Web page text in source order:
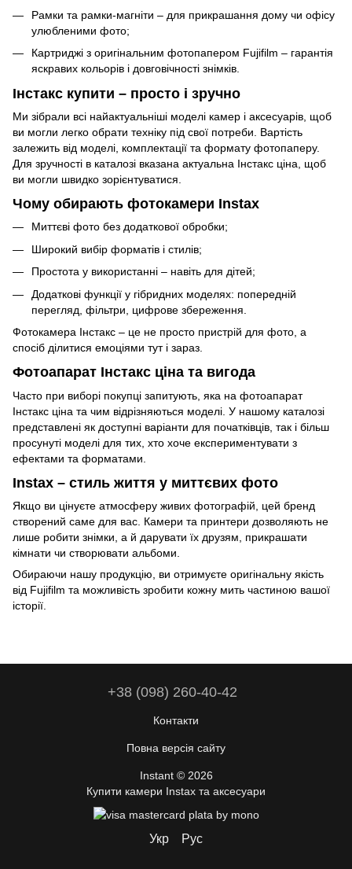
Рамки та рамки-магніти – для прикрашання дому чи офісу
улюбленими фото;
Картриджі з оригінальним фотопапером Fujifilm – гарантія
яскравих кольорів і довговічності знімків.
Інстакс купити – просто і зручно
Ми зібрали всі найактуальніші моделі камер і аксесуарів, щоб
ви могли легко обрати техніку під свої потреби. Вартість
залежить від моделі, комплектації та формату фотопаперу.
Для зручності в каталозі вказана актуальна Інстакс ціна, щоб
ви могли швидко зорієнтуватися.
Чому обирають фотокамери Instax
Миттєві фото без додаткової обробки;
Широкий вибір форматів і стилів;
Простота у використанні – навіть для дітей;
Додаткові функції у гібридних моделях: попередній
перегляд, фільтри, цифрове збереження.
Фотокамера Інстакс – це не просто пристрій для фото, а
спосіб ділитися емоціями тут і зараз.
Фотоапарат Інстакс ціна та вигода
Часто при виборі покупці запитують, яка на фотоапарат
Інстакс ціна та чим відрізняються моделі. У нашому каталозі
представлені як доступні варіанти для початківців, так і більш
просунуті моделі для тих, хто хоче експериментувати з
ефектами та форматами.
Instax – стиль життя у миттєвих фото
Якщо ви цінуєте атмосферу живих фотографій, цей бренд
створений саме для вас. Камери та принтери дозволяють не
лише робити знімки, а й дарувати їх друзям, прикрашати
кімнати чи створювати альбоми.
Обираючи нашу продукцію, ви отримуєте оригінальну якість
від Fujifilm та можливість зробити кожну мить частиною вашої
історії.
+38 (098) 260-40-42
Контакти
Повна версія сайту
Instant © 2026
Купити камери Instax та аксесуари
Укр Рус